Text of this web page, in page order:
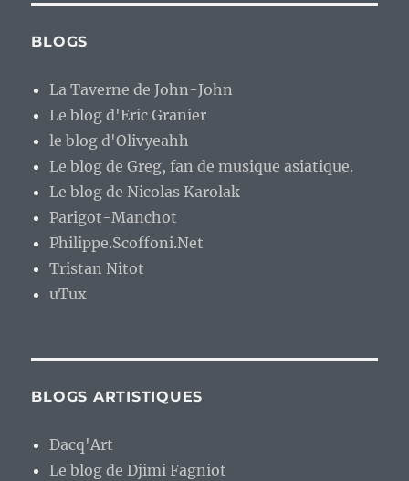
BLOGS
La Taverne de John-John
Le blog d'Eric Granier
le blog d'Olivyeahh
Le blog de Greg, fan de musique asiatique.
Le blog de Nicolas Karolak
Parigot-Manchot
Philippe.Scoffoni.Net
Tristan Nitot
uTux
BLOGS ARTISTIQUES
Dacq'Art
Le blog de Djimi Fagniot